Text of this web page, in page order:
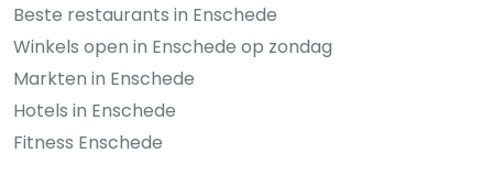
Beste restaurants in Enschede
Winkels open in Enschede op zondag
Markten in Enschede
Hotels in Enschede
Fitness Enschede